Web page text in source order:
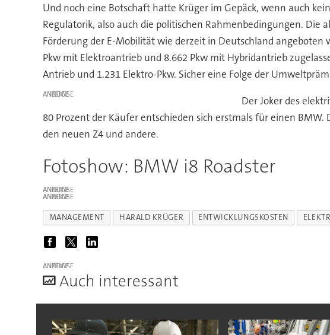
Und noch eine Botschaft hatte Krüger im Gepäck, wenn auch
Regulatorik, also auch die politischen Rahmenbedingungen.
Förderung der E-Mobilität wie derzeit in Deutschland
Pkw mit Elektroantrieb und 8.662 Pkw mit Hybridantrieb
Antrieb und 1.231 Elektro-Pkw. Sicher eine Folge der
ANZEIGE
Der Joker des
80 Prozent der Käufer entschieden sich erstmals für einen
den neuen Z4 und andere.
Fotoshow: BMW i8 Roadster
ANZEIGE
ANZEIGE
MANAGEMENT HARALD KRÜGER ENTWICKLUNGSKOSTEN
ANZEIGE
Auch interessant